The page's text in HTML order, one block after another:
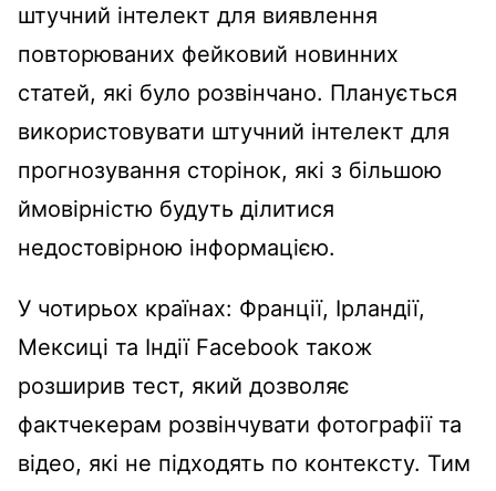
штучний інтелект для виявлення
повторюваних фейковий новинних
статей, які було розвінчано. Планується
використовувати штучний інтелект для
прогнозування сторінок, які з більшою
ймовірністю будуть ділитися
недостовірною інформацією.
У чотирьох країнах: Франції, Ірландії,
Мексиці та Індії Facebook також
розширив тест, який дозволяє
фактчекерам розвінчувати фотографії та
відео, які не підходять по контексту. Тим